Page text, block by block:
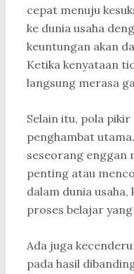
cepat menuju
ke dunia usaha
keuntungan akan
Ketika kenyataan
langsung merasa
Selain itu, pola
penghambat
seseorang enggan
penting atau
dalam dunia
proses belajar
Ada juga
pada hasil